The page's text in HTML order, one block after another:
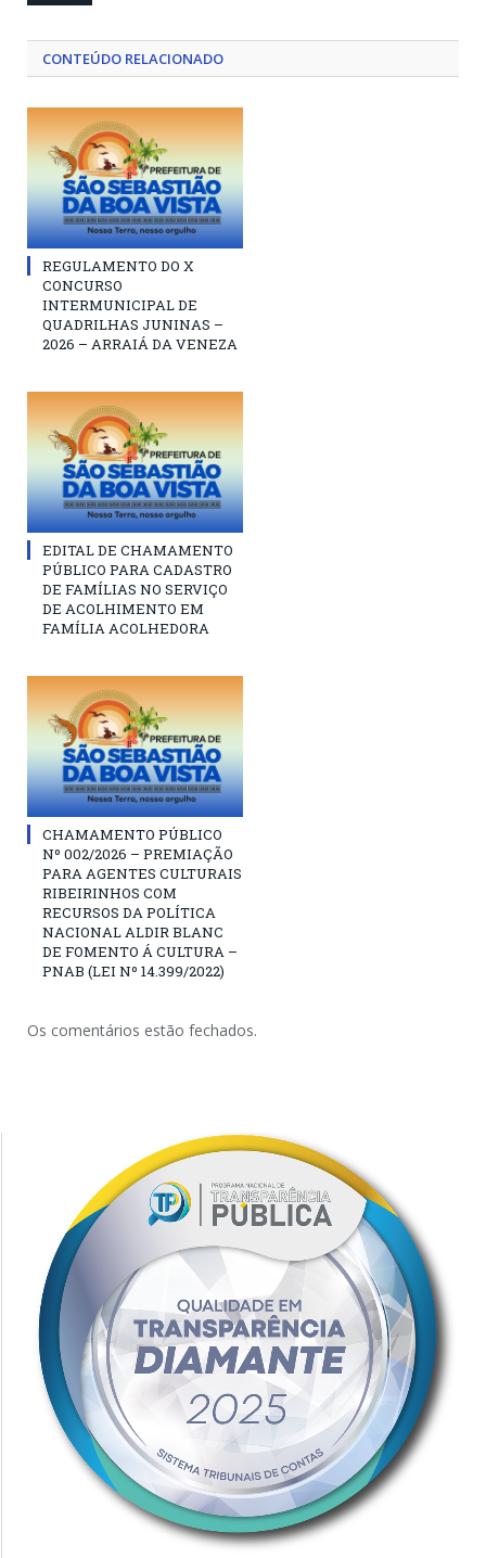
CONTEÚDO RELACIONADO
REGULAMENTO DO X
CONCURSO
INTERMUNICIPAL DE
QUADRILHAS JUNINAS –
2026 – ARRAIÁ DA VENEZA
EDITAL DE CHAMAMENTO
PÚBLICO PARA CADASTRO
DE FAMÍLIAS NO SERVIÇO
DE ACOLHIMENTO EM
FAMÍLIA ACOLHEDORA
CHAMAMENTO PÚBLICO
Nº 002/2026 – PREMIAÇÃO
PARA AGENTES CULTURAIS
RIBEIRINHOS COM
RECURSOS DA POLÍTICA
NACIONAL ALDIR BLANC
DE FOMENTO Á CULTURA –
PNAB (LEI Nº 14.399/2022)
Os comentários estão fechados.